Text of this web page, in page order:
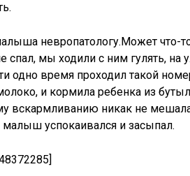
невропатологу.Может что-
спал, мы ходили с ним гулять, на
одно время проходил такой
и кормила ребенка из
вскармливанию никак не
успокаивался и засыпал.